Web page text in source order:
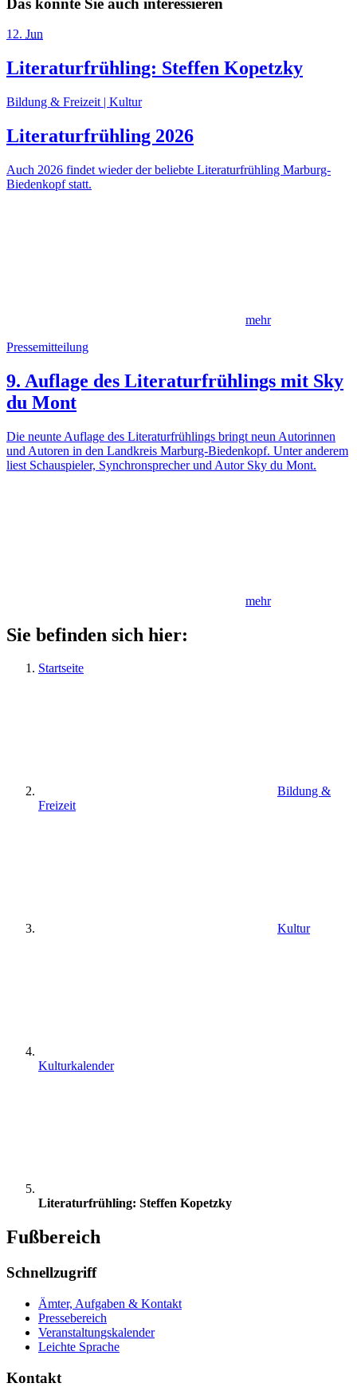
12. Jun
Literaturfrühling: Steffen Kopetzky
Bildung & Freizeit | Kultur
Literaturfrühling 2026
Auch 2026 findet wieder der beliebte Literaturfrühling Marburg-
Biedenkopf statt.
mehr
Pressemitteilung
9. Auflage des Literaturfrühlings mit Sky
du Mont
Die neunte Auflage des Literaturfrühlings bringt neun Autorinnen
und Autoren in den Landkreis Marburg-Biedenkopf. Unter anderem
liest Schauspieler, Synchronsprecher und Autor Sky du Mont.
mehr
Sie befinden sich hier:
Startseite
Bildung &
Freizeit
Kultur
Kulturkalender
Literaturfrühling: Steffen Kopetzky
Fußbereich
Schnellzugriff
Ämter, Aufgaben & Kontakt
Pressebereich
Veranstaltungskalender
Leichte Sprache
Kontakt